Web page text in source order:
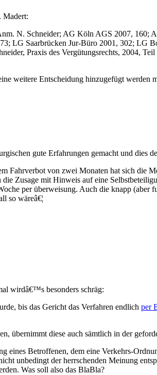
Madert:
N. Schneider; AG Köln AGS 2007,
LG Saarbrücken Jur-Büro 2001, 302; LG
Praxis des Vergütungsrechts, 2004,
weitere Entscheidung hinzugefügt werden
gute Erfahrungen gemacht und dies
Fahrverbot von zwei Monaten hat sich die
Zusage mit Hinweis auf eine
per überweisung. Auch die knapp
so wäreâ€¦
wirdâ€™s besonders schräg:
bis das Gericht das Verfahren endlich per
übernimmt diese auch sämtlich in der
Betroffenen, dem eine Verkehrs-
unbedingt der herrschenden Meinung
Was soll also das BlaBla?